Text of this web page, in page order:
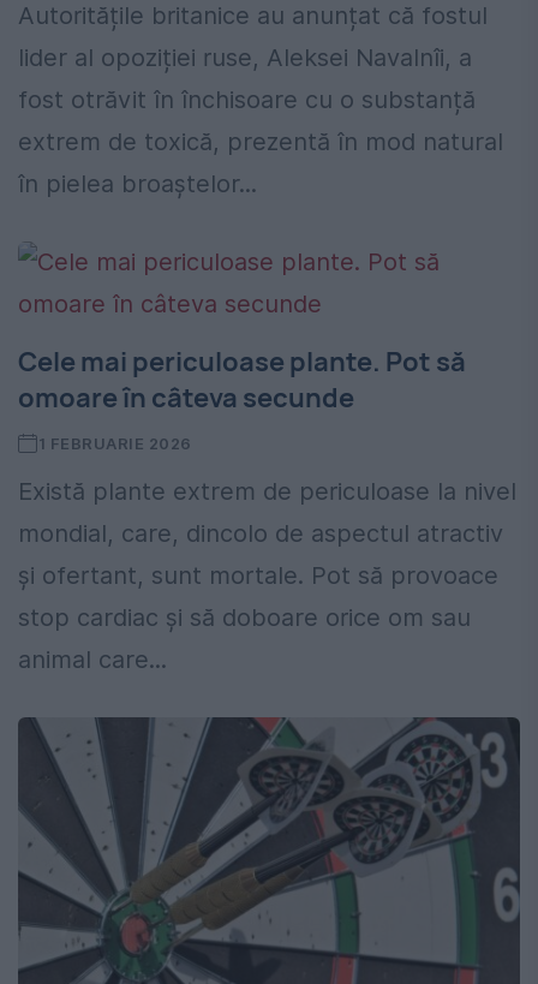
Autoritățile britanice au anunțat că fostul
lider al opoziției ruse, Aleksei Navalnîi, a
fost otrăvit în închisoare cu o substanță
extrem de toxică, prezentă în mod natural
în pielea broaștelor...
Cele mai periculoase plante. Pot să
omoare în câteva secunde
1 FEBRUARIE 2026
Există plante extrem de periculoase la nivel
mondial, care, dincolo de aspectul atractiv
și ofertant, sunt mortale. Pot să provoace
stop cardiac și să doboare orice om sau
animal care...